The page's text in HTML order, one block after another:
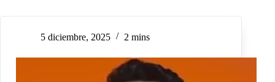
5 diciembre, 2025 2 mins